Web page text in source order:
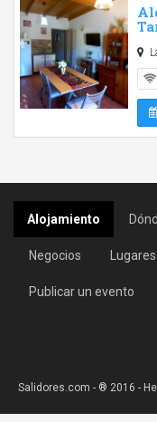
Alojamiento
Negocios Lugares
Publicar un evento
Salidores.com - ® 2016 -